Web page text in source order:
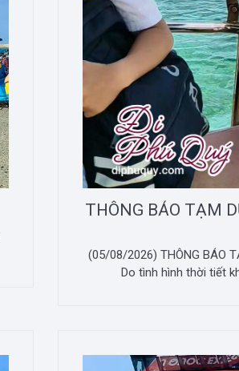
THÔNG BÁO TẠM
(05/08/2026) THÔNG BÁO
Do tình hình thời tiết